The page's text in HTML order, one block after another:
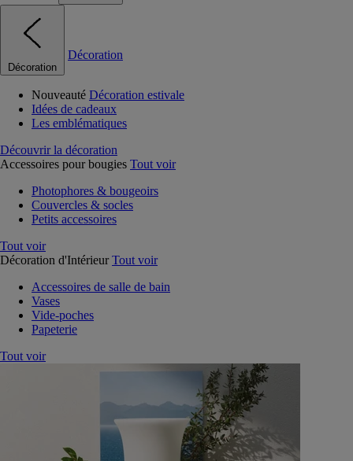
Décoration
Décoration
Nouveauté Décoration estivale
Idées de cadeaux
Les emblématiques
Découvrir la décoration
Accessoires pour bougies Tout voir
Photophores & bougeoirs
Couvercles & socles
Petits accessoires
Tout voir
Décoration d'Intérieur Tout voir
Accessoires de salle de bain
Vases
Vide-poches
Papeterie
Tout voir